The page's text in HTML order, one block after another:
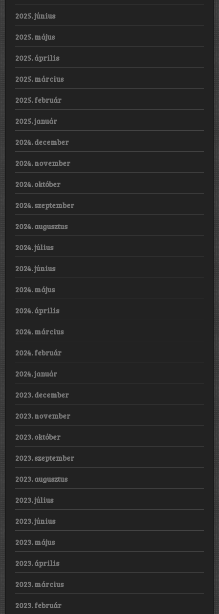
2025. június
2025. május
2025. április
2025. március
2025. február
2025. január
2024. december
2024. november
2024. október
2024. szeptember
2024. augusztus
2024. július
2024. június
2024. május
2024. április
2024. március
2024. február
2024. január
2023. december
2023. november
2023. október
2023. szeptember
2023. augusztus
2023. július
2023. június
2023. május
2023. április
2023. március
2023. február